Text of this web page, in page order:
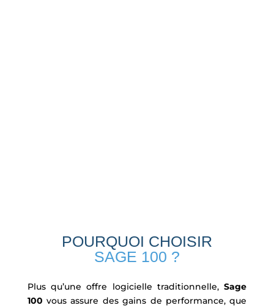
POURQUOI CHOISIR
SAGE 100 ?
Plus qu’une offre logicielle traditionnelle,Sage
100 vous assure des gains de performance, que